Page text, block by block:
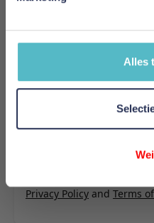
Alles
Samenvatting
Privacy Policy and Terms